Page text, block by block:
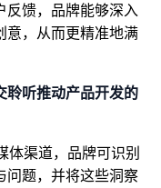
反馈，品牌能够深入
意，从而更精准地满
聆听推动产品开发的
体渠道，品牌可识别
问题，并将这些洞察